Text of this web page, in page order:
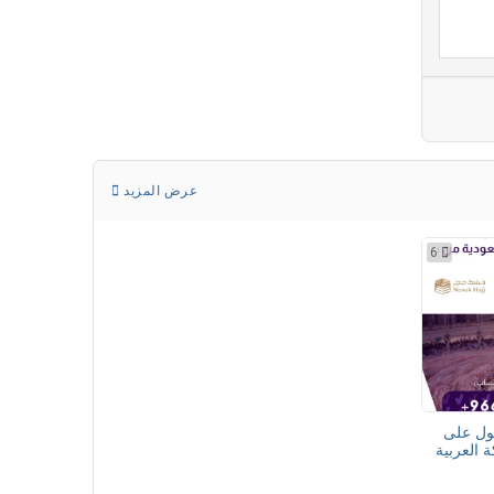
عرض المزيد
6
على
العربية